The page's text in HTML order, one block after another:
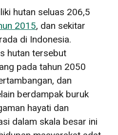
hutan seluas 206,5
2015, dan sekitar
di Indonesia.
hutan tersebut
pada tahun 2050
dan
berdampak buruk
hayati dan
dalam skala besar ini